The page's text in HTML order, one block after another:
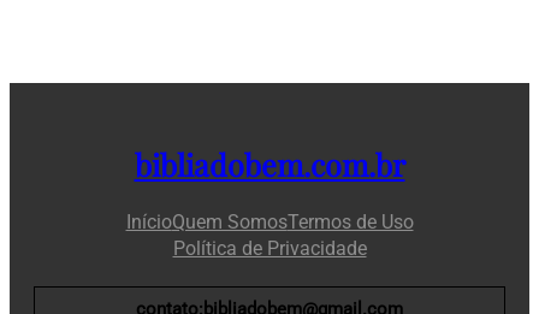
bibliadobem.com.br
InícioQuem SomosTermos de Uso
Política de Privacidade
contato:bibliadobem@gmail.com